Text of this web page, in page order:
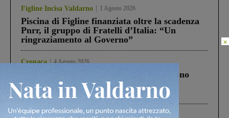
Figline Incisa Valdarno 1 Agosto 2026
Piscina di Figline finanziata oltre la scadenza
Pnrr, il gruppo di Fratelli d’Italia: “Un
ringraziamento al Governo”
Cronaca 4 Agosto 2026
Un anno fa la strage in A1 in cui morirono
Gianni, Giulia e Franco. Lo schianto, il
processo, lo stop ai sorpassi fra tir....
Cronaca 3 Agosto 2026
×